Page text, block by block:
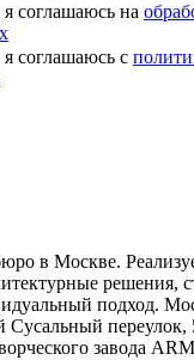
соглашаюсь на
соглашаюсь с
в Москве.
решения,
подход.
переулок,
завода